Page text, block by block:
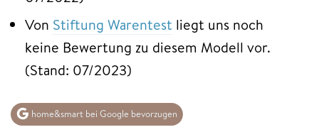
Von Stiftung Warentest liegt uns noch
keine Bewertung zu diesem Modell vor.
(Stand: 07/2023)
home&smart bei Google bevorzugen